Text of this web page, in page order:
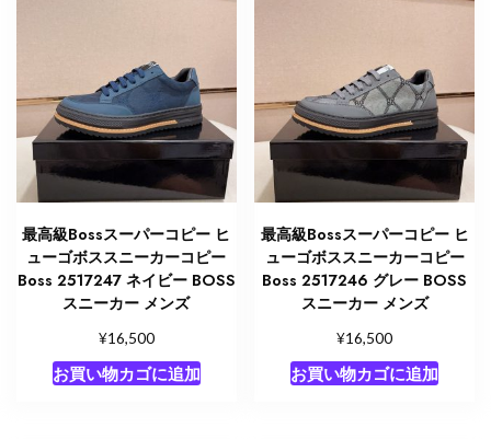
最高級Bossスーパーコピー ヒ
ューゴボススニーカーコピー
Boss 2517247 ネイビー BOSS
スニーカー メンズ
¥16,500
お買い物カゴに追加
最高級Bossスーパーコピー ヒ
ューゴボススニーカーコピー
Boss 2517246 グレー BOSS
スニーカー メンズ
¥16,500
お買い物カゴに追加